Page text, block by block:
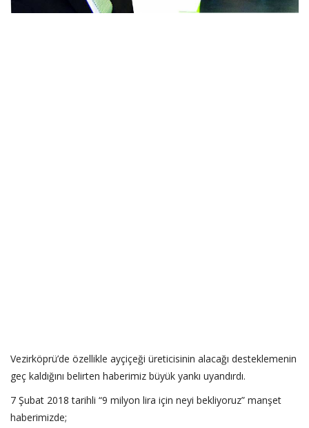
Vezirköprü’de özellikle ayçiçeği üreticisinin alacağı desteklemenin
geç kaldığını belirten haberimiz büyük yankı uyandırdı.
7 Şubat 2018 tarihli “9 milyon lira için neyi bekliyoruz” manşet
haberimizde;